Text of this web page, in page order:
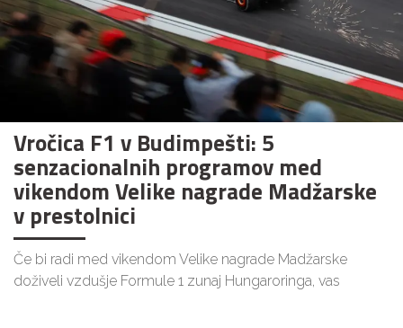
Vročica F1 v Budimpešti: 5
senzacionalnih programov med
vikendom Velike nagrade Madžarske
v prestolnici
Če bi radi med vikendom Velike nagrade Madžarske
doživeli vzdušje Formule 1 zunaj Hungaroringa, vas